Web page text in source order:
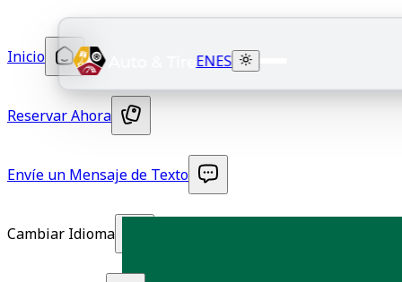
ENES
Inicio
Reservar Ahora
Envíe un Mensaje de Texto
Cambiar Idioma